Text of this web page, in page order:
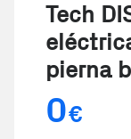
Tech
pierna
0€